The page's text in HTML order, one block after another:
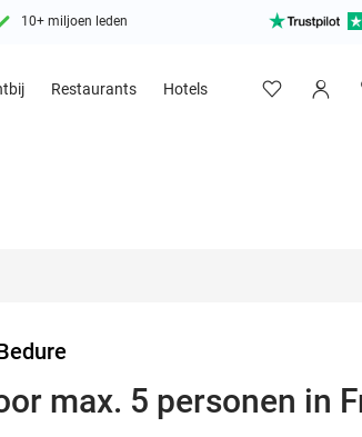
10+ miljoen leden
Restaurants Hotels
max. 5 personen in